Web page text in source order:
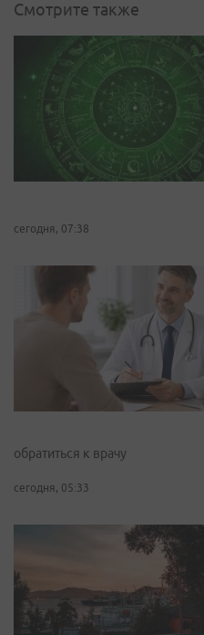
Смотрите также
сегодня, 07:38
обратиться к врачу
сегодня, 05:33